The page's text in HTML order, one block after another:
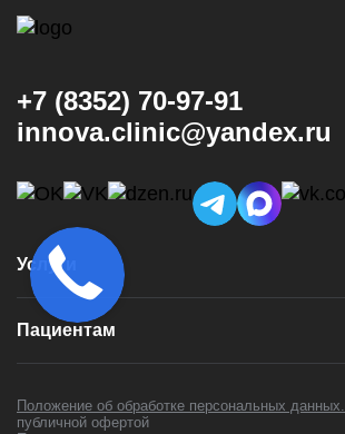
+7 (8352) 70-97-91
innova.clinic@yandex.ru
Услуги
Консультация и диагностика
Коронки
Установка брекетов
Пациентам
Цены
Положение об обработке персональных данных.
публичной офертой